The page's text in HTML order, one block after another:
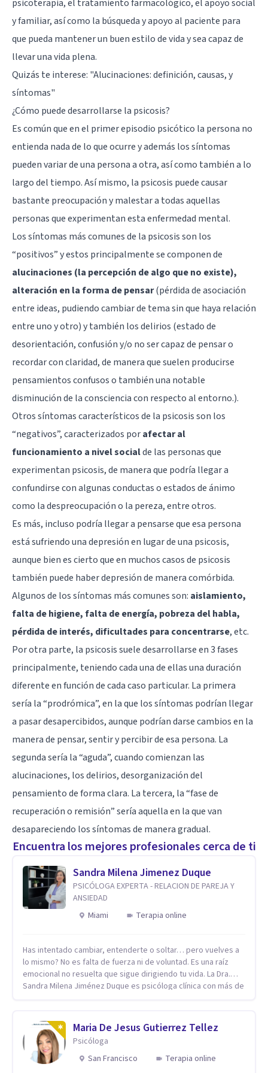
psicoterapia, el tratamiento farmacológico, el apoyo social
y familiar, así como la búsqueda y apoyo al paciente para
que pueda mantener un buen estilo de vida y sea capaz de
llevar una vida plena.
Quizás te interese: "Alucinaciones: definición, causas, y
síntomas"
¿Cómo puede desarrollarse la psicosis?
Es común que en el primer episodio psicótico la persona no
entienda nada de lo que ocurre y además los síntomas
pueden variar de una persona a otra, así como también a lo
largo del tiempo. Así mismo, la psicosis puede causar
bastante preocupación y malestar a todas aquellas
personas que experimentan esta enfermedad mental.
Los síntomas más comunes de la psicosis son los
“positivos” y estos principalmente se componen de
alucinaciones (la percepción de algo que no existe),
alteración en la forma de pensar(pérdida de asociación
entre ideas, pudiendo cambiar de tema sin que haya relación
entre uno y otro) y también los delirios (estado de
desorientación, confusión y/o no ser capaz de pensar o
recordar con claridad, de manera que suelen producirse
pensamientos confusos o también una notable
disminución de la consciencia con respecto al entorno.).
Otros síntomas característicos de la psicosis son los
“negativos”, caracterizados porafectar al
funcionamiento a nivel socialde las personas que
experimentan psicosis, de manera que podría llegar a
confundirse con algunas conductas o estados de ánimo
como la despreocupación o la pereza, entre otros.
Es más, incluso podría llegar a pensarse que esa persona
está sufriendo una depresión en lugar de una psicosis,
aunque bien es cierto que en muchos casos de psicosis
también puede haber depresión de manera comórbida.
Algunos de los síntomas más comunes son: aislamiento,
falta de higiene, falta de energía, pobreza del habla,
pérdida de interés, dificultades para concentrarse, etc.
Por otra parte, la psicosis suele desarrollarse en 3 fases
principalmente, teniendo cada una de ellas una duración
diferente en función de cada caso particular. La primera
sería la “prodrómica”, en la que los síntomas podrían llegar
a pasar desapercibidos, aunque podrían darse cambios en la
manera de pensar, sentir y percibir de esa persona. La
segunda sería la “aguda”, cuando comienzan las
alucinaciones, los delirios, desorganización del
pensamiento de forma clara. La tercera, la “fase de
recuperación o remisión” sería aquella en la que van
desapareciendo los síntomas de manera gradual.
Encuentra los mejores profesionales cerca de ti
Sandra Milena Jimenez Duque
PSICÓLOGA EXPERTA - RELACION DE PAREJA Y
ANSIEDAD
Miami
Terapia online
Has intentado cambiar, entenderte o soltar… pero vuelves a
lo mismo? No es falta de fuerza ni de voluntad. Es una raíz
emocional no resuelta que sigue dirigiendo tu vida. La Dra.
Sandra Milena Jiménez Duque es psicóloga clínica con más de
ansiedad, la baja autoestima, la dependencia emocional y los
conflictos de pareja. Ha trabajado con pacientes en
diferentes países, acompañando procesos complejos. Su
enfoque terapéutico se diferencia por una premisa clara: no
Maria De Jesus Gutierrez Tellez
Psicóloga
San Francisco
Terapia online